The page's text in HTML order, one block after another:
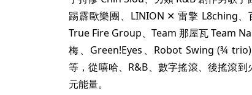
踢霹歐樂團、LINION ✕ 雷擎 L8ching
True Fire Group、Team 那屋瓦 Team
梅、Green!Eyes、Robot Swing (¾
等，從嘻哈、R&B、數字搖滾、後搖滾
元能量。